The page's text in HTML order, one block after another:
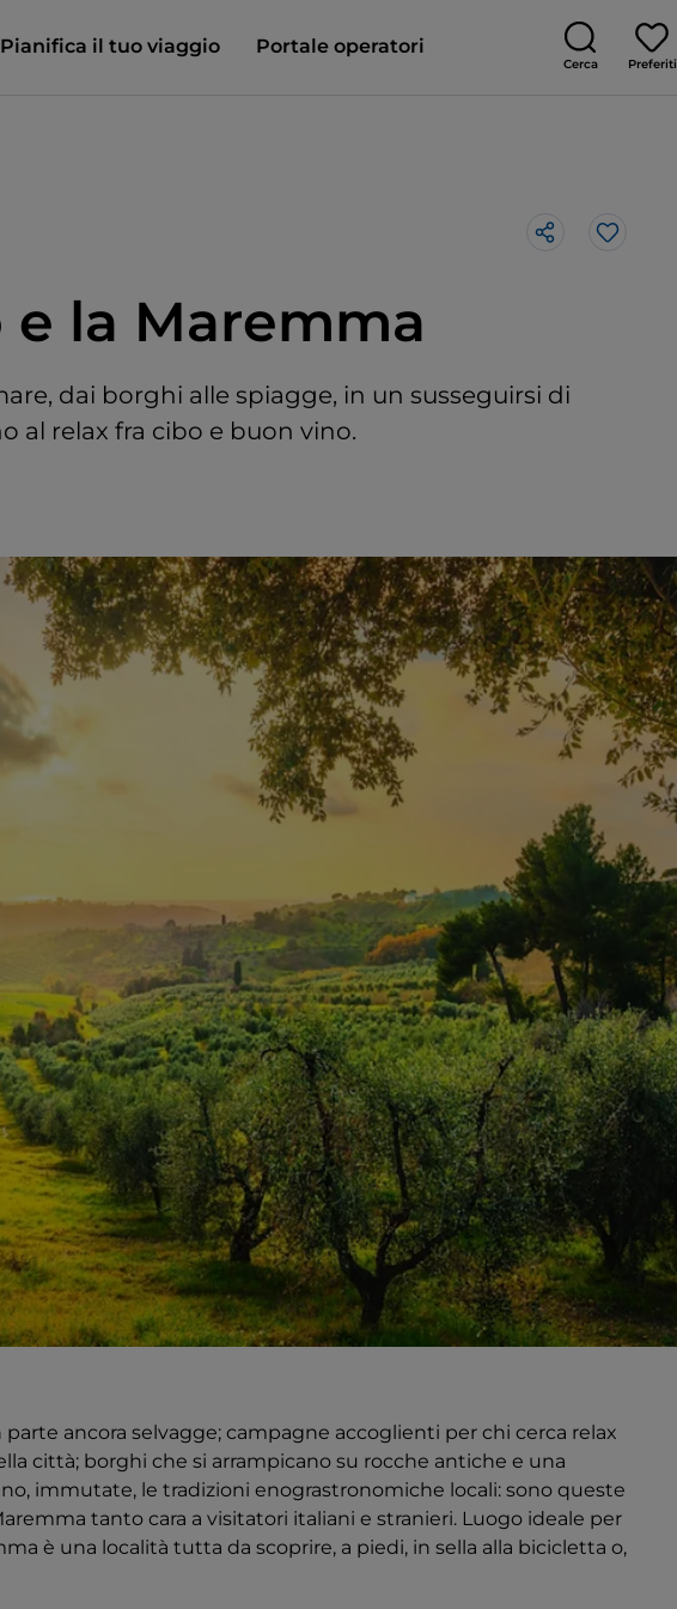
Pianifica il tuo viaggio Portale operatori
Cerca Preferiti
e la Maremma
dai borghi alle spiagge, in un susseguirsi di
al relax fra cibo e buon vino.
Like
ancora selvagge; campagne accoglienti per chi cerca relax
città; borghi che si arrampicano su rocche antiche e una
immutate, le tradizioni enograstronomiche locali: sono queste
tanto cara a visitatori italiani e stranieri. Luogo ideale per
è una località tutta da scoprire, a piedi, in sella alla bicicletta o,